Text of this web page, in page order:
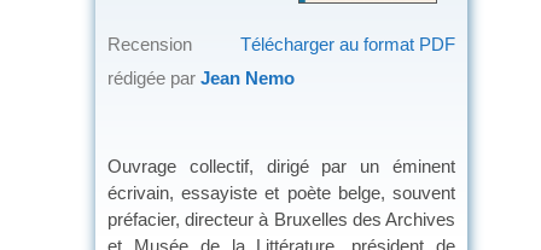
Télécharger au format PDF
Recension
rédigée par Jean Nemo
Ouvrage collectif, dirigé par un éminent
écrivain, essayiste et poète belge, souvent
préfacier, directeur à Bruxelles des Archives
et Musée de la Littérature, président de